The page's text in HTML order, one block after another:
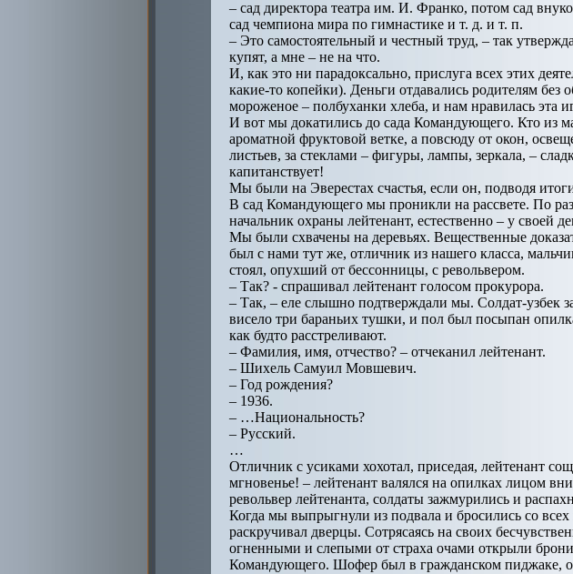
– сад директора театра им. И. Франко, потом сад
сад чемпиона мира по гимнастике и т. д. и т. п.
– Это самостоятельный и честный труд, – так
купят, а мне – не на что.
И, как это ни парадоксально, прислуга всех этих
какие-то копейки). Деньги отдавались родителям
мороженое – полбуханки хлеба, и нам нравилась эта
И вот мы докатились до сада Командующего. Кто из
ароматной фруктовой ветке, а повсюду от окон,
листьев, за стеклами – фигуры, лампы, зеркала, –
капитанствует!
Мы были на Эверестах счастья, если он, подводя
В сад Командующего мы проникли на рассвете. По
начальник охраны лейтенант, естественно – у своей
Мы были схвачены на деревьях. Вещественные
был с нами тут же, отличник из нашего класса,
стоял, опухший от бессонницы, с револьвером.
– Так? - спрашивал лейтенант голосом прокурора.
– Так, – еле слышно подтверждали мы. Солдат-узбек
висело три бараньих тушки, и пол был посыпан
как будто расстреливают.
– Фамилия, имя, отчество? – отчеканил лейтенант.
– Шихель Самуил Мовшевич.
– Год рождения?
– 1936.
– …Национальность?
– Русский.
…
Отличник с усиками хохотал, приседая, лейтенант
мгновенье! – лейтенант валялся на опилках лицом
револьвер лейтенанта, солдаты зажмурились и
Когда мы выпрыгнули из подвала и бросились со
раскручивал дверцы. Сотрясаясь на своих
огненными и слепыми от страха очами открыли
Командующего. Шофер был в гражданском пиджаке,